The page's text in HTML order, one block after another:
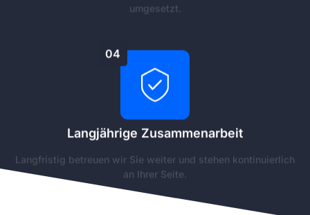
umgesetzt.
04
Langjährige Zusammenarbeit
Langfristig betreuen wir Sie weiter und stehen kontinuierlich
an Ihrer Seite.